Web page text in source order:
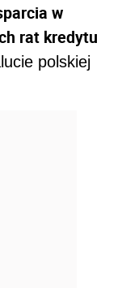
w
rat kredytu
polskiej